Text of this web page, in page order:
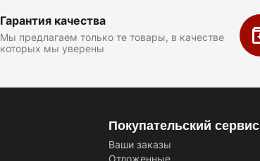
Гарантия качества
Мы предлагаем только те товары, в качестве
которых мы уверены
Покупательский сервис
Ваши заказы
Отложенные